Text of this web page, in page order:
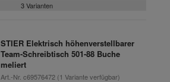
3 Varianten
STIER Elektrisch höhenverstellbarer
Team-Schreibtisch 501-88 Buche
meliert
Art.-Nr. c69576472(1 Variante verfügbar)